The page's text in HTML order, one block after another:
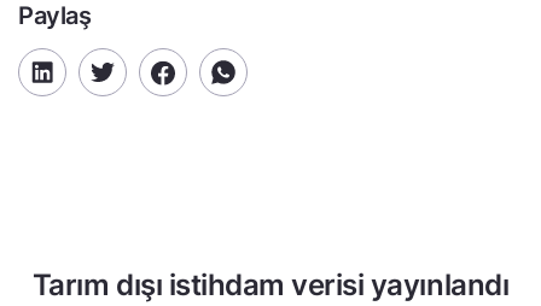
Paylaş
Tarım dışı istihdam verisi yayınlandı